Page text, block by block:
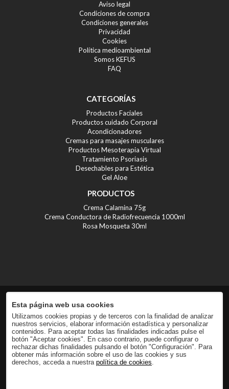
Aviso legal
Condiciones de compra
Condiciones generales
Privacidad
Cookies
Política medioambiental
Somos KEFUS
FAQ
CATEGORÍAS
Productos Faciales
Productos cuidado Corporal
Acondicionadores
Cremas para masajes musculares
Productos Mesoterapia Virtual
Tratamiento Psoriasis
Desechables para Estética
Gel Aloe
PRODUCTOS
Crema Calamina 75g
Crema Conductora de Radiofrecuencia 1000ml
Rosa Mosqueta 30ml
Esta página web usa cookies
Utilizamos cookies propias y de terceros con la finalidad de analizar
nuestros servicios, elaborar información estadística y personalizar
contenidos. Para aceptar todas las finalidades indicadas pulse el
botón "Aceptar cookies". En caso contrario, puede configurar o
rechazar dichas finalidades pulsando el botón "Configuración". Para
obtener más información sobre el uso de las cookies y sus
derechos, acceda a nuestra política de cookies.